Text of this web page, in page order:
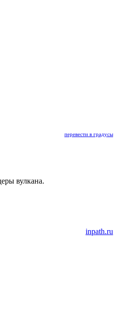
перевести в градусы
вулкана.
inpath.ru